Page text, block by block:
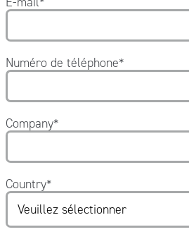
Numéro de téléphone*
Company*
Country*